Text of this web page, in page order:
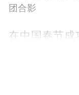
团合影
在中国春节
一步加强中
中国与世界
文组织直属